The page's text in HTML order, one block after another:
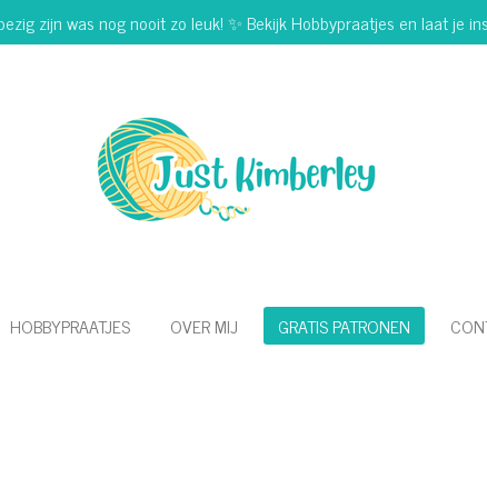
zijn was nog nooit zo leuk! ✨ Bekijk Hobbypraatjes en laat je
HOBBYPRAATJES OVER MIJ GRATIS PATRONEN